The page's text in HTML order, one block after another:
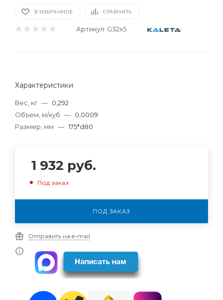
В ИЗБРАННОЕ СРАВНИТЬ
Артикул: G32x5
Характеристики
Вес, кг — 0,292
Объем, м/куб — 0,0009
Размер, мм — 175*d80
1 932 руб.
Под заказ
ПОД ЗАКАЗ
Отправить на e-mail